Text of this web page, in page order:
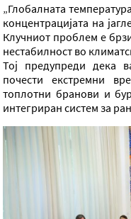
„Глобалната
концентрацијата на
Клучниот проблем е
нестабилност во
Тој предупреди дека
почести екстремни
топлотни бранови и
интегриран систем за